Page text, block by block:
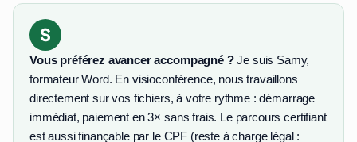
S
Vous préférez avancer accompagné ?Je suis Samy,
formateur Word. En visioconférence, nous travaillons
directement sur vos fichiers, à votre rythme : démarrage
immédiat, paiement en 3× sans frais. Le parcours certifiant
est aussi finançable par le CPF (reste à charge légal :